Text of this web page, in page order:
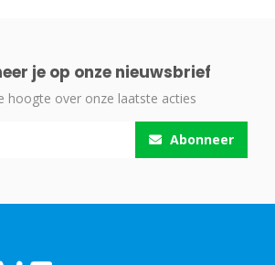
je op onze nieuwsbrief
hoogte over onze laatste acties
Abonneer